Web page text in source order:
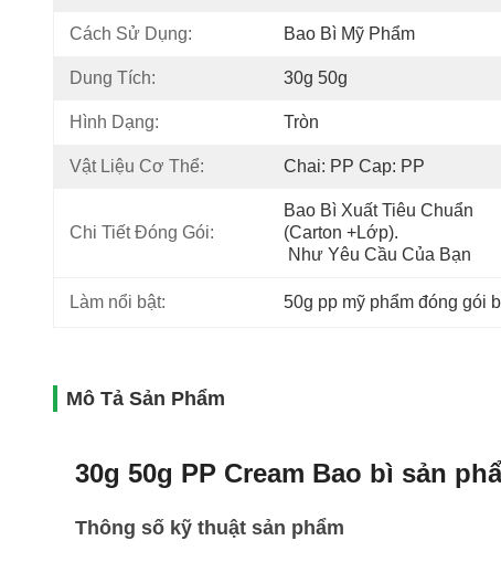
Cách Sử Dụng: Bao Bì Mỹ Phẩm
Dung Tích: 30g 50g
Hình Dạng: Tròn
Vật Liệu Cơ Thể: Chai: PP Cap: PP
Chi Tiết Đóng Gói:
Bao Bì Xuất Tiêu Chuẩn
(carton +lớp).
Như Yêu Cầu Của Bạn
Làm nổi bật: 50g pp mỹ phẩm đóng gói
Mô Tả Sản Phẩm
30g 50g PP Cream Bao bì sản
Thông số kỹ thuật sản phẩm